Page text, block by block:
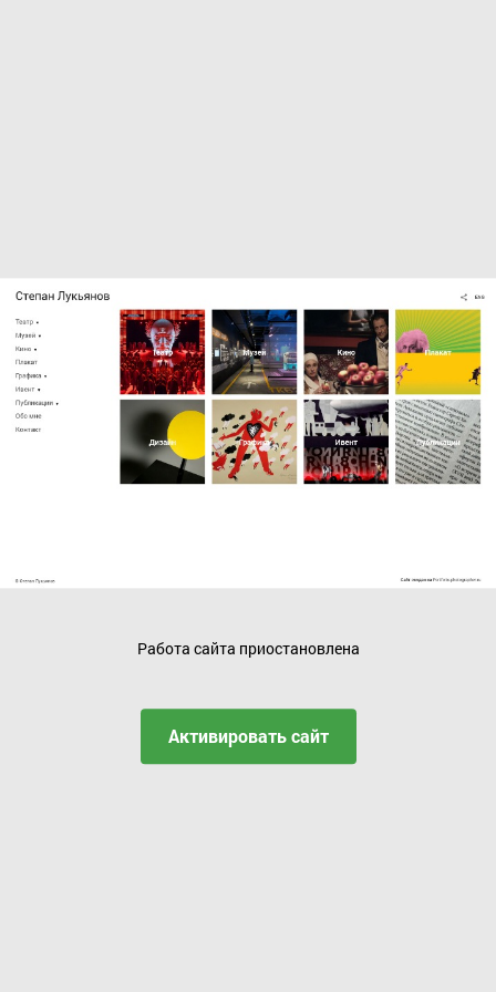
Работа сайта приостановлена
Активировать сайт